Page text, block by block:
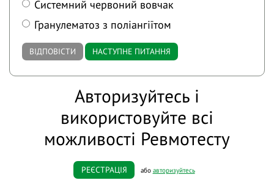
Системний червоний вовчак
Гранулематоз з поліангіїтом
ВІДПОВІСТИ НАСТУПНЕ ПИТАННЯ
Авторизуйтесь і
використовуйте всі
можливості Ревмотесту
РЕЄСТРАЦІЯ або авторизуйтесь